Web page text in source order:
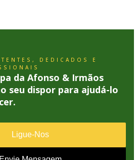
DEDICADOS E
da Afonso & Irmãos
seu dispor para ajudá-lo
Ligue-Nos